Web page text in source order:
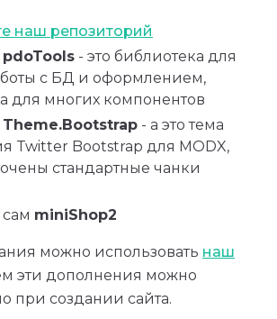
наш репозиторий
pdoTools - это библиотека для
с БД и оформлением,
для многих компонентов
Theme.Bootstrap - а это тема
Twitter Bootstrap для MODX,
стандартные чанки
сам miniShop2
можно использовать наш
эти дополнения можно
при создании сайта.